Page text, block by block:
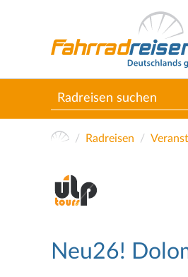
Radreisen
Neu26!